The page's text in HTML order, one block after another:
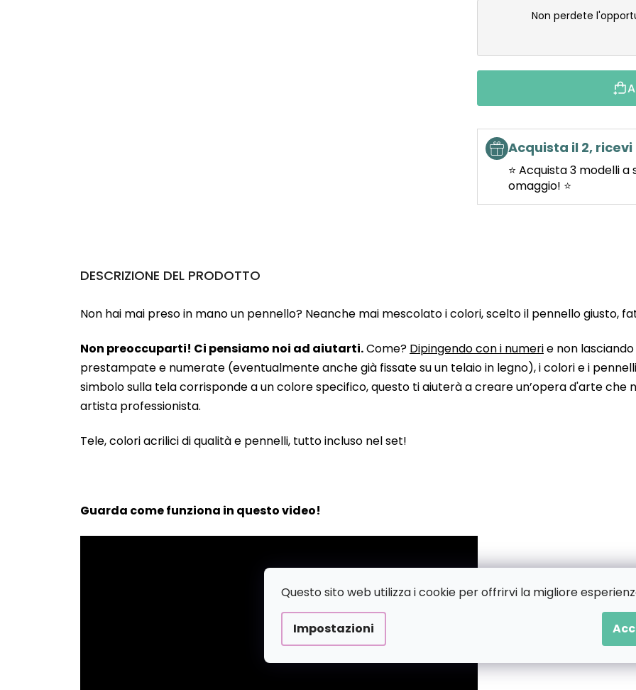
Questo sito web utilizza i cookie per offrirvi la migliore
Impostazioni
Non perdete
Acquista il 2, ricevi
⭐ Acquista 3 modelli
omaggio! ⭐
DESCRIZIONE DEL PRODOTTO
Non hai mai preso in mano un pennello? Neanche mai mescolato i colori, scelto il pennello giusto,
Non preoccuparti! Ci pensiamo noi ad aiutarti.Come? Dipingendo con i numerie non
prestampate e numerate (eventualmente anche già fissate su un telaio in legno), i colori e i
simbolo sulla tela corrisponde a un colore specifico, questo ti aiuterà a creare un’opera d'arte che
artista professionista.
Tele, colori acrilici di qualità e pennelli, tutto incluso nel set!
Guarda come funziona in questo video!